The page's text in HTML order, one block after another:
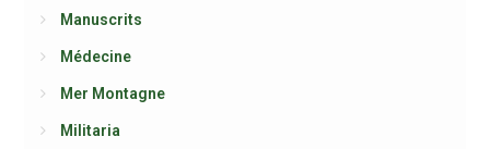
Manuscrits
Médecine
Mer Montagne
Militaria